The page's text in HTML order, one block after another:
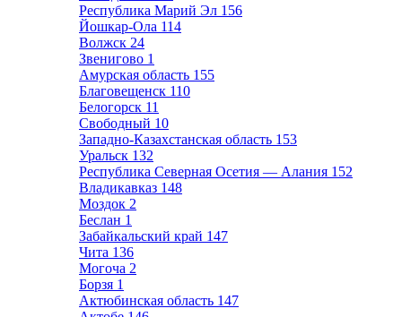
Республика Марий Эл 156
Йошкар-Ола 114
Волжск 24
Звенигово 1
Амурская область 155
Благовещенск 110
Белогорск 11
Свободный 10
Западно-Казахстанская область 153
Уральск 132
Республика Северная Осетия — Алания 152
Владикавказ 148
Моздок 2
Беслан 1
Забайкальский край 147
Чита 136
Могоча 2
Борзя 1
Актюбинская область 147